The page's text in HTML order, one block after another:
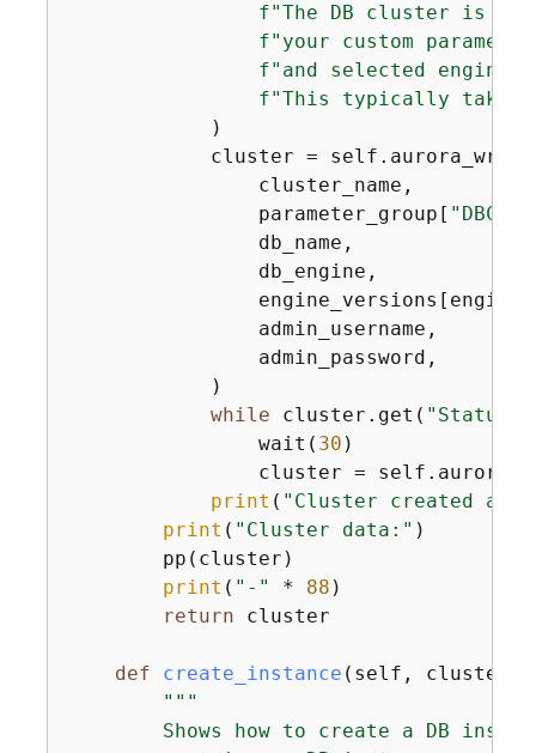
f"The DB cluster is
f"your custom
f"and selected engine
f"This typically takes
            )
cluster =
                cluster_name,
                parameter_group[
                db_name,
                db_engine,
                admin_username,
                admin_password,
            )
while cluster.get( "Status"
                wait(
30 )
cluster =
print ( "Cluster created
print ( "Cluster data:" )
        pp(cluster)
print ( "-" * 88 )
return cluster
def create_instance ( self, cluster
"""
Shows how to create a DB